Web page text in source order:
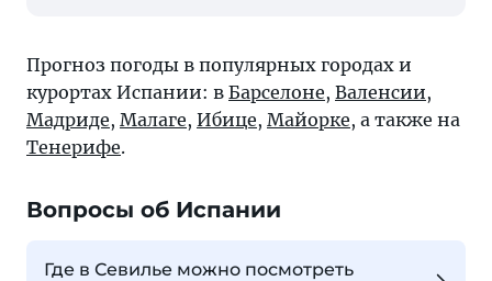
Прогноз погоды в популярных городах и
курортах Испании: в Барселоне, Валенсии,
Мадриде, Малаге, Ибице, Майорке, а также на
Тенерифе.
Вопросы об Испании
Где в Севилье можно посмотреть